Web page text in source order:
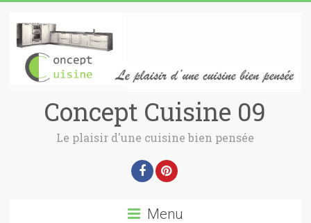
Concept Cuisine 09
Le plaisir d'une cuisine bien pensée
Menu